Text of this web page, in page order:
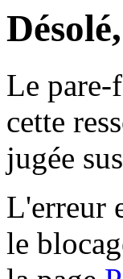
Le pare-
cette
jugée
L'erreur
le